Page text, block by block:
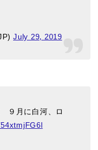
July 29, 2019
９月に白河、ロ